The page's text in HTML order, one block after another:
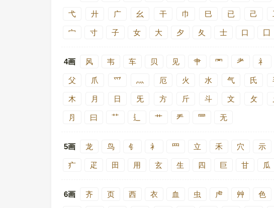
弋 廾 广 幺 干 巾 巳 已 己
宀 寸 子 女 大 夕 夂 士 口 囗
4画 风 韦 车 贝 见 肀 罓 耂 礻
父 爪 爫 灬 厄 火 水 气 氏
木 月 日 旡 方 斤 斗 文 攵
⺼ 曰 ⺿ ⻍ 艹 龵 ⺜ 无
5画 龙 鸟 钅 衤 罒 立 禾 穴 示
疒 疋 田 用 玄 生 四 巨 甘 瓜
6画 齐 页 西 衣 血 虫 虍 艸 色